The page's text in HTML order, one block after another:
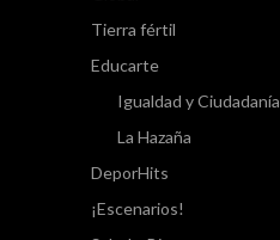
Tierra fértil
Educarte
Igualdad y Ciudadanía
La Hazaña
DeporHits
¡Escenarios!